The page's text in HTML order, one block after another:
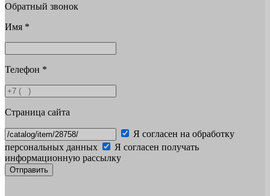
Обратный звонок
Имя *
Телефон *
Страница сайта
Я согласен на обработку
персональных данных
Я согласен получать
информационную рассылку
Отправить